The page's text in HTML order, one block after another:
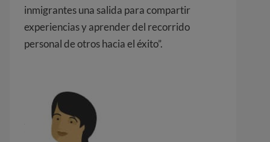
inmigrantes una salida para compartir
experiencias y aprender del recorrido
personal de otros hacia el éxito”.
Ranim